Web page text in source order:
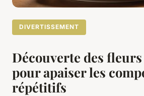
DIVERTISSEMENT
Découverte des
pour apaiser les
répétitifs